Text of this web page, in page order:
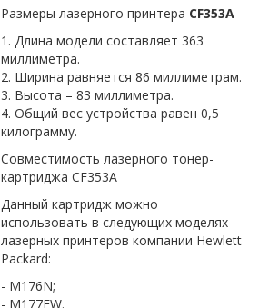
Размеры лазерного принтера CF353A
1. Длина модели составляет 363
миллиметра.
2. Ширина равняется 86 миллиметрам.
3. Высота – 83 миллиметра.
4. Общий вес устройства равен 0,5
килограмму.
Совместимость лазерного тонер-
картриджа CF353A
Данный картридж можно
использовать в следующих моделях
лазерных принтеров компании Hewlett
Packard:
- M176N;
- M177FW.